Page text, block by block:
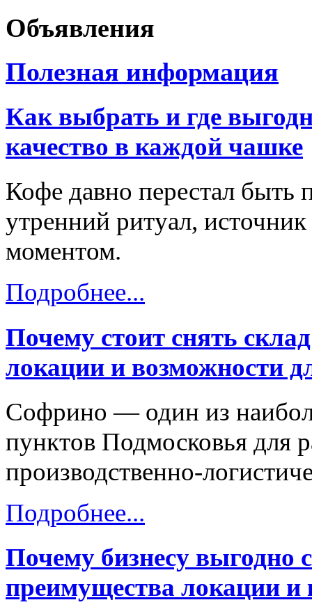
Объявления
Полезная информация
Как выбрать и где
качество в каждой чашке
Кофе давно перестал
утренний ритуал,
моментом.
Подробнее...
Почему стоит снять
локации и возможности
Софрино — один из
пунктов Подмосковья для
производственно-
Подробнее...
Почему бизнесу выгодно
преимущества локации